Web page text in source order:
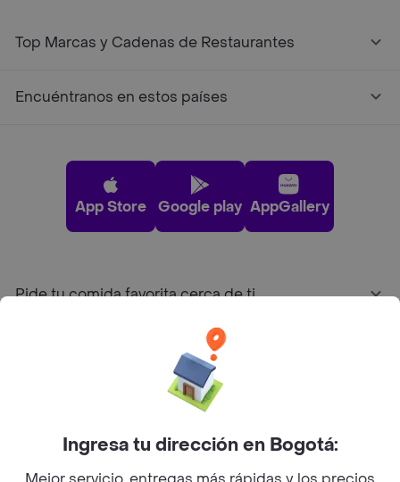
Top Marcas y Cadenas de Restaurantes
Encuéntranos en estos países
App Store Google play AppGallery
Pide tu comida favorita cerca de ti
Sobre Rappi
Ingresa tu dirección en Bogotá: